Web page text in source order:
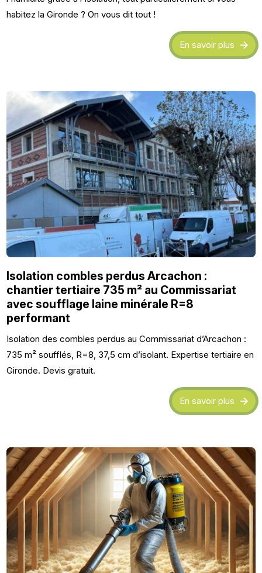
habitez la Gironde ? On vous dit tout !
En savoir plus
Isolation combles perdus Arcachon :
chantier tertiaire 735 m² au Commissariat
avec soufflage laine minérale R=8
performant
Isolation des combles perdus au Commissariat d’Arcachon :
735 m² soufflés, R=8, 37,5 cm d’isolant. Expertise tertiaire en
Gironde. Devis gratuit.
En savoir plus